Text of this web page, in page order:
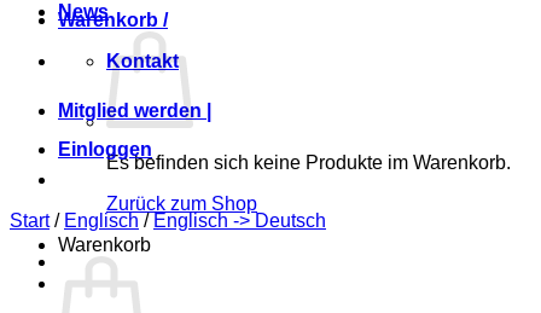
Warenkorb /
Es befinden sich keine Produkte im Warenkorb.
Zurück zum Shop
Warenkorb
News
Kontakt
Mitglied werden |
Einloggen
Start / Englisch / Englisch -> Deutsch